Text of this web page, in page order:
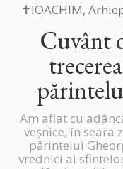
✝IOACHIM,
Cuvânt
Am aflat cu
veșnice, în seara
părintelui
vrednici ai